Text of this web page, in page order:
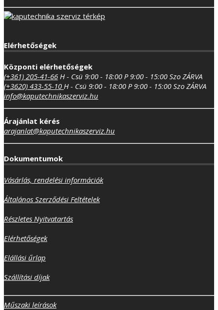
Elérhetőségek
Központi elérhetőségek
(+361) 205-41-66 H - Csü 9:00 - 18:00 P 9:00 - 15:00 Szo ZÁRVA
(+3620) 433-55-10 H - Csü 9:00 - 18:00 P 9:00 - 15:00 Szo ZÁRVA
info@kaputechnikaszerviz.hu
Árajánlat kérés
arajanlat@kaputechnikaszerviz.hu
Dokumentumok
Vásárlás, rendelési információk
Általános Szerződési Feltételek
Részletes Nyitvatartás
Elérhetőségek
Elállási űrlap
Szállítási díjak
Műszaki leírások